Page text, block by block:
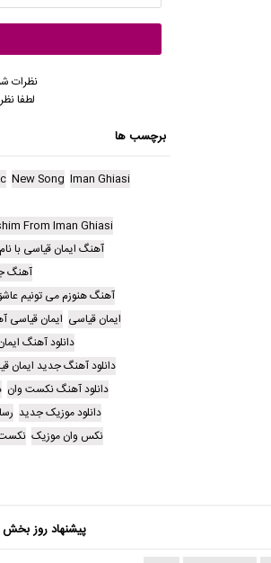
نظرات
لطفا
برچسب ها
Iman Ghiasi
New Song
From Iman Ghiasi
آهنگ ایمان قیاسی با
آهنگ
آهنگ هنوزم می تونیم
ایمان قیاسی ایمان قیاسی
دانلود آهنگ
دانلود آهنگ جدید ایمان
دانلود آهنگ نکست وان
دانلود موزیک جدید
نکس وان موزیک
پیشنهاد روز بخش